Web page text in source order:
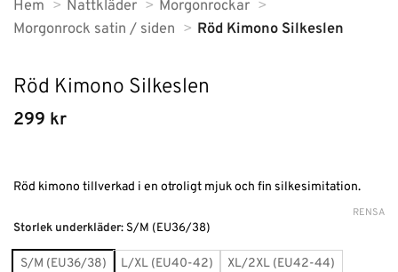
Hem Nattkläder
Morgonrockar
Morgonrock satin / siden
Röd Kimono Silkeslen
Röd Kimono Silkeslen
299 kr
Röd kimono tillverkad i en otroligt mjuk och fin silkesimitation.
Storlek underkläder: S/M (EU36/38)
S/M (EU36/38) L/XL (EU40-42)
XL/2XL (EU42-44)
RENSA
Alternative: